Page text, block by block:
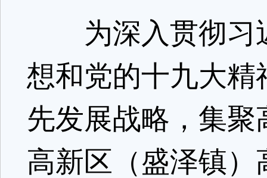
为深入贯彻习
想和党的十九大
先发展战略，集
高新区（盛泽镇